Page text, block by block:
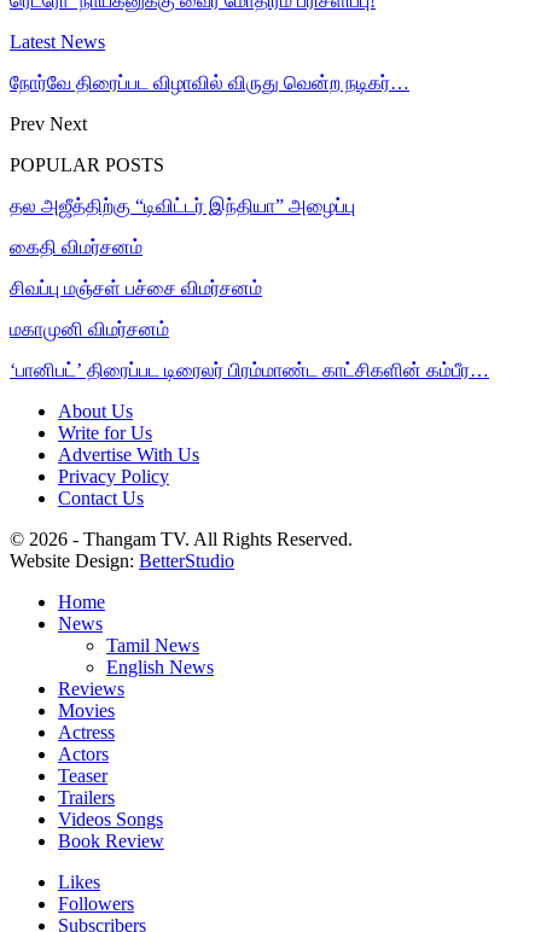
Latest News
நோர்வே திரைப்பட விழாவில் விருது வென்ற நடிகர்…
Prev Next
POPULAR POSTS
தல அஜீத்திற்கு “டிவிட்டர் இந்தியா” அழைப்பு
கைதி விமர்சனம்
சிவப்பு மஞ்சள் பச்சை விமர்சனம்
மகாமுனி விமர்சனம்
‘பானிபட்’ திரைப்பட டிரைலர் பிரம்மாண்ட காட்சிகளின் கம்பீர…
About Us
Write for Us
Advertise With Us
Privacy Policy
Contact Us
© 2026 - Thangam TV. All Rights Reserved.
Website Design: BetterStudio
Home
News
Tamil News
English News
Reviews
Movies
Actress
Actors
Teaser
Trailers
Videos Songs
Book Review
Likes
Followers
Subscribers